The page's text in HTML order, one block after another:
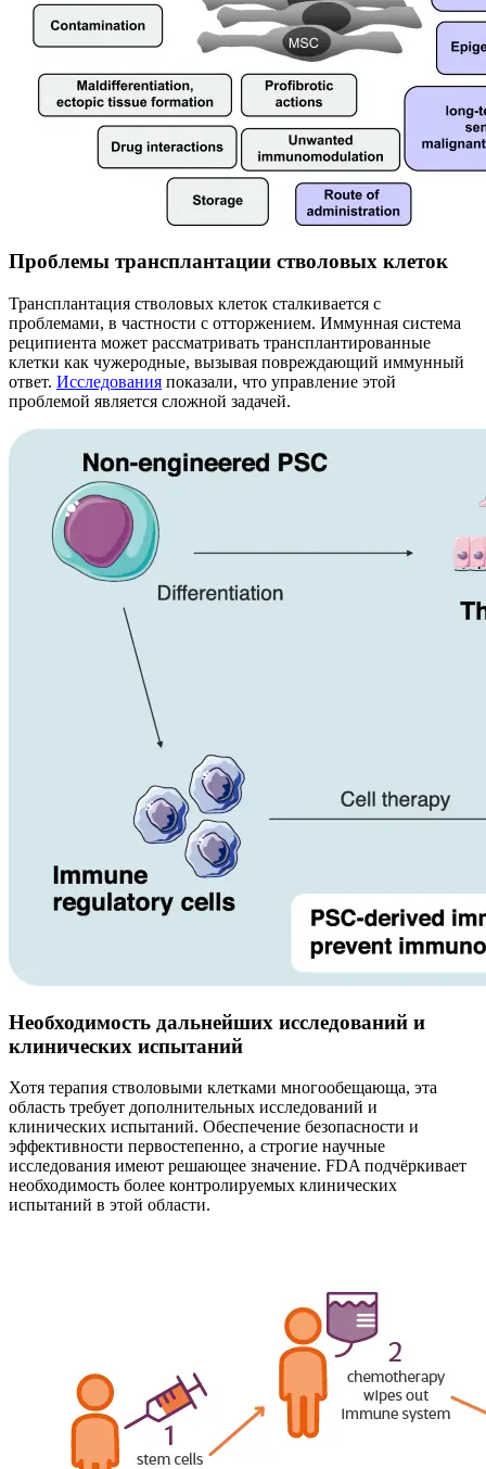
Проблемы трансплантации стволовых клеток
Трансплантация стволовых клеток сталкивается с
проблемами, в частности с отторжением. Иммунная система
реципиента может рассматривать трансплантированные
клетки как чужеродные, вызывая повреждающий иммунный
ответ. Исследования показали, что управление этой
проблемой является сложной задачей.
Необходимость дальнейших исследований и
клинических испытаний
Хотя терапия стволовыми клетками многообещающа, эта
область требует дополнительных исследований и
клинических испытаний. Обеспечение безопасности и
эффективности первостепенно, а строгие научные
исследования имеют решающее значение. FDA подчёркивает
необходимость более контролируемых клинических
испытаний в этой области.